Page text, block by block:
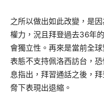
之所以做出如此改變，是
權力，況且拜登過去36年
會獨立性。再來是當前全
表態不支持佩洛西訪台，
息指出，拜習通話之後，
脅下表現出退縮。